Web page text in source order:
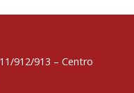
912/913 – Centro